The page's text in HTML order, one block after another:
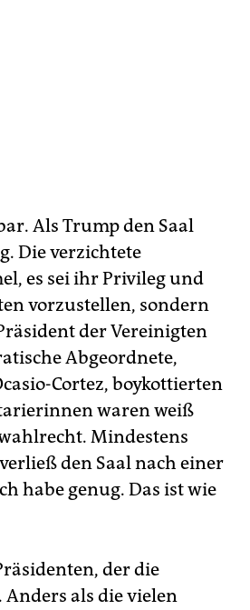
Als Trump den Saal
Die verzichtete
es sei ihr Privileg und
vorzustellen, sondern
der Vereinigten
Abgeordnete,
Cortez, boykottierten
waren weiß
Mindestens
den Saal nach einer
habe genug. Das ist wie
der die
als die vielen